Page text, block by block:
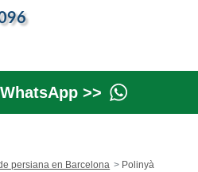
>>
persiana en Barcelona Polinyà